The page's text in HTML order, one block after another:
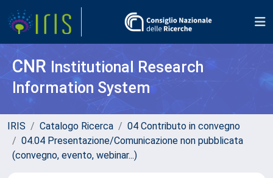
CNR Institutional Research
Information System
IRIS Catalogo Ricerca
04 Contributo in convegno
04.04 Presentazione/Comunicazione non pubblicata
(convegno, evento, webinar...)